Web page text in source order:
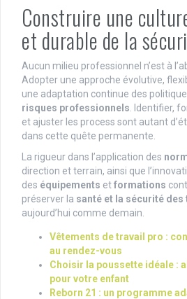
Construire une
et durable de la
Aucun milieu professionnel n’est à
Adopter une approche évolutive,
une adaptation continue des
risques professionnels . Identifier,
et ajuster les process sont autant
dans cette quête permanente.
La rigueur dans l’application des
direction et terrain, ainsi que
des équipements etformations
préserver la santé et la sécurité
aujourd’hui comme demain.
Vêtements de travail pro :
au rendez-vous
Choisir la poussette idéale :
pour votre enfant
Reborn 21 : un programme